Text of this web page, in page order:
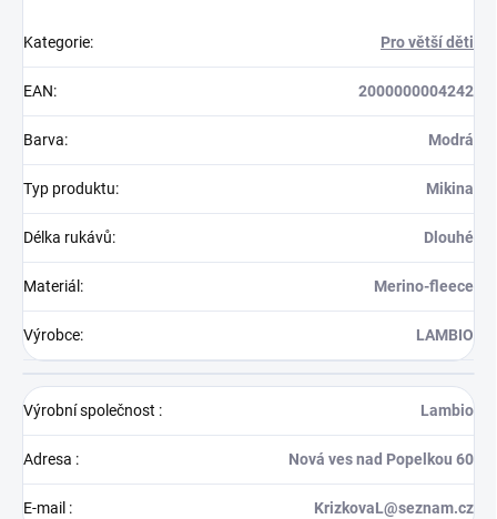
Kategorie: Pro větší děti
EAN: 2000000004242
Barva: Modrá
Typ produktu: Mikina
Délka rukávů: Dlouhé
Materiál : Merino-fleece
Výrobce: LAMBIO
Výrobní společnost : Lambio
Adresa : Nová ves nad Popelkou 60
E-mail : KrizkovaL@seznam.cz